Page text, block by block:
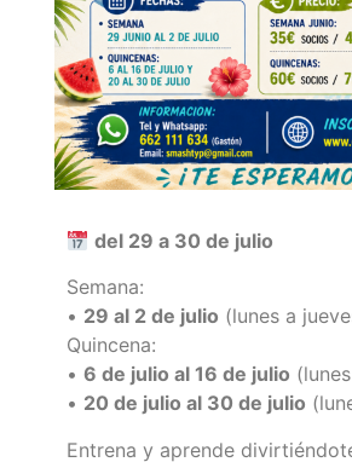
del 29 a 30 de julio
Semana:
• 29 al 2 de julio (lunes a
Quincena:
• 6 de julio al 16 de julio
• 20 de julio al 30 de julio
Entrena y aprende